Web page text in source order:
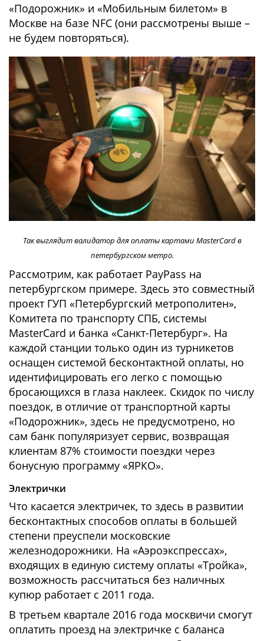
«Подорожник» и «Мобильным билетом» в
Москве на базе NFC (они рассмотрены выше –
не будем повторяться).
Так выглядит валидатор для оплаты картами MasterCard в
петербургском метро.
Рассмотрим, как работает PayPass на
петербургском примере. Здесь это совместный
проект ГУП «Петербургский метрополитен»,
Комитета по транспорту СПБ, системы
MasterCard и банка «Санкт-Петербург». На
каждой станции только один из турникетов
оснащен системой бесконтактной оплаты, но
идентифицировать его легко с помощью
бросающихся в глаза наклеек. Скидок по числу
поездок, в отличие от транспортной карты
«Подорожник», здесь не предусмотрено, но
сам банк популяризует сервис, возвращая
клиентам 87% стоимости поездки через
бонусную программу «ЯРКО».
Электрички
Что касается электричек, то здесь в развитии
бесконтактных способов оплаты в большей
степени преуспели московские
железнодорожники. На «Аэроэкспрессах»,
входящих в единую систему оплаты «Тройка»,
возможность рассчитаться без наличных
купюр работает с 2011 года.
В третьем квартале 2016 года москвичи смогут
оплатить проезд на электричке с баланса